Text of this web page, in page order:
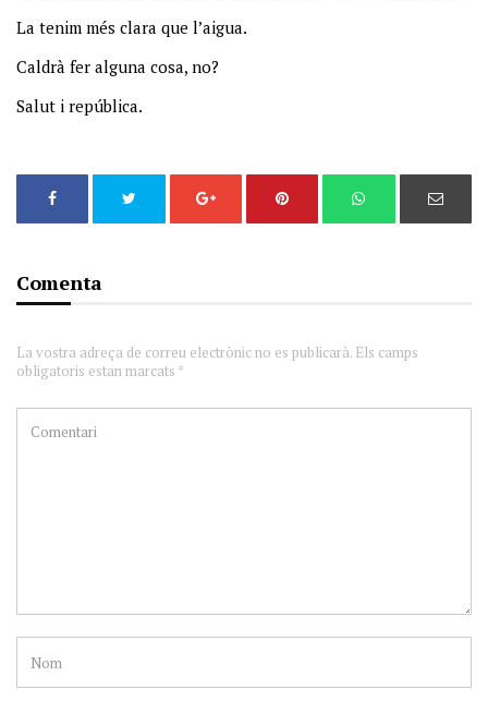
La tenim més clara que l’aigua.
Caldrà fer alguna cosa, no?
Salut i república.
Comenta
La vostra adreça de correu electrònic no es publicarà. Els camps
obligatoris estan marcats *